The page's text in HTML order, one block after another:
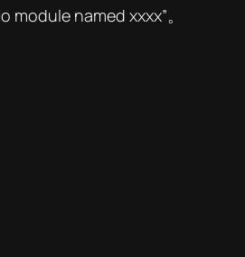
named xxxx”。